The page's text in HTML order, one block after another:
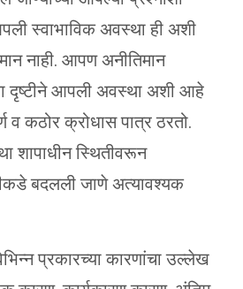
स्वाभाविक अवस्था ही अशी
नाही. आपण अनीतिमान
दृष्टीने आपली अवस्था अशी आहे
व कठोर क्रोधास पात्र ठरतो.
शापाधीन स्थितीवरून
बदलली जाणे अत्यावश्यक
प्रकारच्या कारणांचा उल्लेख